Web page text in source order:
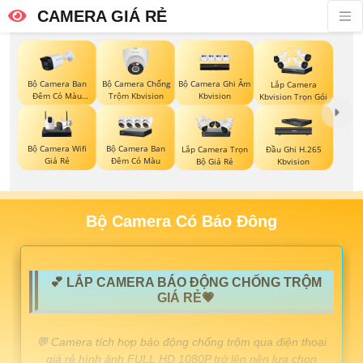
CAMERA GIÁ RẺ
Bộ Camera Ban
Đêm Có Màu
Kbvision
Bộ Camera Chống
Trộm Kbvision
Bộ Camera Ghi Âm
Kbvision
Lắp Camera
Kbvision Trọn Gói
Bộ Camera Wifi
Giá Rẻ
Bộ Camera Ban
Đêm Có Màu
Lắp Camera Trọn
Bộ Giá Rẻ
Đầu Ghi H.265
Kbvision
Bộ Camera Có Báo Đông
💕 LẮP CAMERA BÁO ĐỘNG CHỐNG TRỘM
GIÁ RẺ💗
️💬 Camera tích hợp báo động chống trộm qua điện thoại
giá rẻ hình ảnh FULL HD 1080P trở lên nên lựa chọn